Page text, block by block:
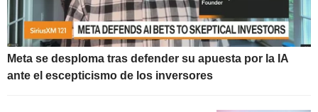
Meta se desploma tras defender su apuesta por la IA
ante el escepticismo de los inversores